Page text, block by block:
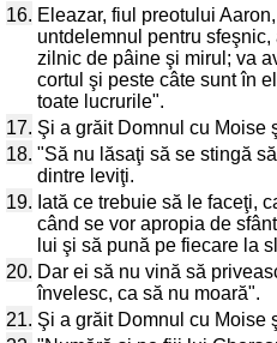
16. Eleazar, fiul preotului
untdelemnul pentru sfeşnic,
zilnic de pâine şi mirul; va
cortul şi peste câte sunt în
toate lucrurile".
17. Şi a grăit Domnul cu Moise
18. "Să nu lăsaţi să se stingă
dintre leviţi.
19. Iată ce trebuie să le faceţi,
când se vor apropia de
lui şi să pună pe fiecare la
20. Dar ei să nu vină să
învelesc, ca să nu moară".
21. Şi a grăit Domnul cu Moise